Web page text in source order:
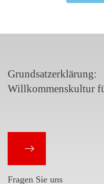
Grundsatzerklärung:
Willkommenskultur
Fragen Sie uns